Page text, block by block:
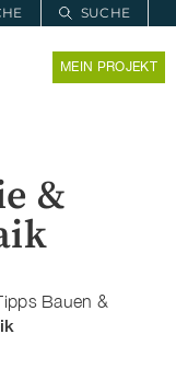
SUCHE
MEIN PROJEKT
&
Bauen &